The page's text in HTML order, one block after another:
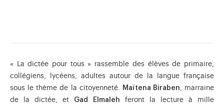
onglet)
nouvel onglet)
fenêtre modale)
de l'application (ouverture dans un nouvel onglet)
« La dictée pour tous » rassemble des élèves de primaire,
collégiens, lycéens, adultes autour de la langue française
sous le thème de la citoyenneté. Maïtena Biraben, marraine
de la dictée, et Gad Elmaleh feront la lecture à mille